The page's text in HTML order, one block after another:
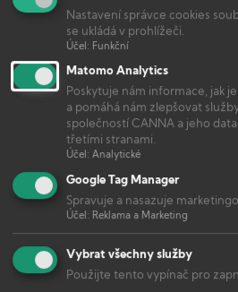
ŠKŮDCI & CHOROBY
Padlí – prevence a
Nastavení správce cookies
se ukládá v prohlížeči.
Účel : Funkční
Matomo Analytics
Poskytuje nám informace, jak
a pomáhá nám zlepšovat
společností CANNA a jeho
třetími stranami.
Účel: Analytické
Google Tag Manager
Spravuje a nasazuje
Účel: Reklama a Marketing
Vybrat všechny služby
Použijte tento vypínač pro